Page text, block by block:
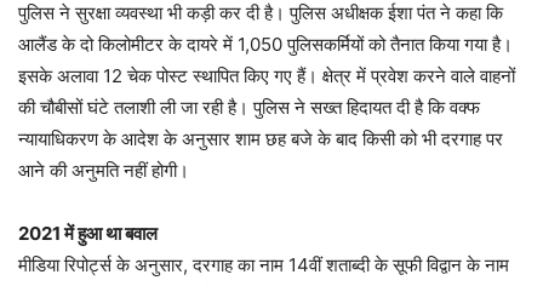
पुलिस ने सुरक्षा व्यवस्था भी कड़ी कर दी है। पुलिस अधीक्षक ईशा पंत ने कहा कि
आलैंड के दो किलोमीटर के दायरे में 1,050 पुलिसकर्मियों को तैनात किया गया है।
इसके अलावा 12 चेक पोस्ट स्थापित किए गए हैं। क्षेत्र में प्रवेश करने वाले वाहनों
की चौबीसों घंटे तलाशी ली जा रही है। पुलिस ने सख्त हिदायत दी है कि वक्फ
न्यायाधिकरण के आदेश के अनुसार शाम छह बजे के बाद किसी को भी दरगाह पर
आने की अनुमति नहीं होगी।
2021 में हुआ था बवाल
मीडिया रिपोर्ट्स के अनुसार, दरगाह का नाम 14वीं शताब्दी के सूफी विद्वान के नाम